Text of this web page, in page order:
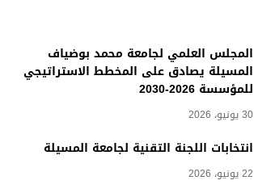
المجلس العلمي لجامعة محمد بوضياف
المسيلة يصادق على المخطط الاستراتيجي
للمؤسسة 2026-2030
30 يونيو، 2026
انتخابات اللجنة التقنية لجامعة المسيلة
22 يونيو، 2026